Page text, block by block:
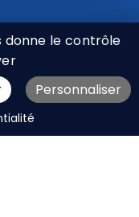
donne le contrôle
Personnaliser